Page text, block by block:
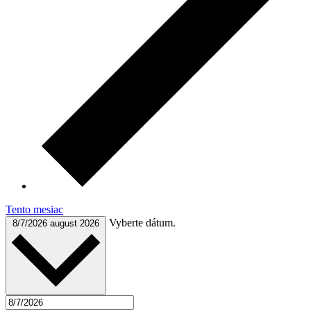
Tento mesiac
8/7/2026 august 2026 Vyberte dátum.